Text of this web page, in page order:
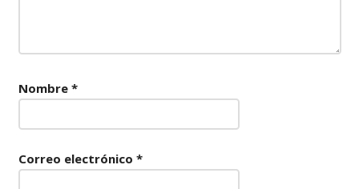
Nombre *
Correo electrónico *